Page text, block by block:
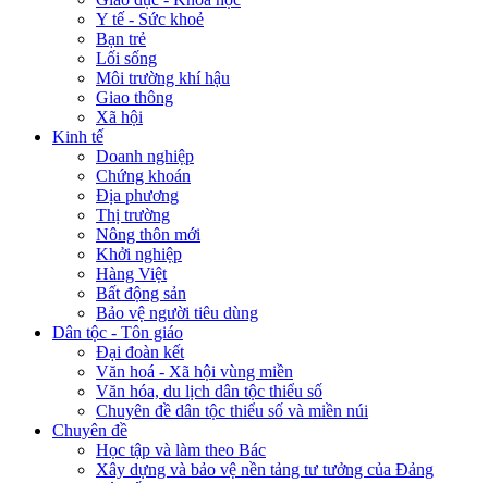
Y tế - Sức khoẻ
Bạn trẻ
Lối sống
Môi trường khí hậu
Giao thông
Xã hội
Kinh tế
Doanh nghiệp
Chứng khoán
Địa phương
Thị trường
Nông thôn mới
Khởi nghiệp
Hàng Việt
Bất động sản
Bảo vệ người tiêu dùng
Dân tộc - Tôn giáo
Đại đoàn kết
Văn hoá - Xã hội vùng miền
Văn hóa, du lịch dân tộc thiểu số
Chuyên đề dân tộc thiểu số và miền núi
Chuyên đề
Học tập và làm theo Bác
Xây dựng và bảo vệ nền tảng tư tưởng của Đảng